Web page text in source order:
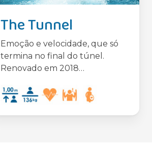
The Tunnel
Emoção e velocidade, que só
termina no final do túnel.
Renovado em 2018…